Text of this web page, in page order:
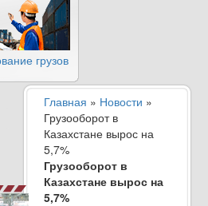
грузов
Главная » Новости »
Грузооборот в
Казахстане вырос на
5,7%
Грузооборот в
Казахстане вырос на
5,7%